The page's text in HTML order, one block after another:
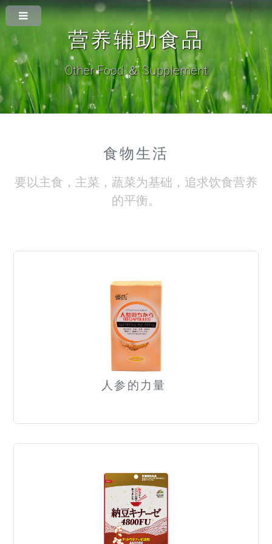
营养辅助食品
Other Food ＆ Supplement
食物生活
要以主食，主菜，蔬菜为基础，追求饮食营养
的平衡。
人参的力量